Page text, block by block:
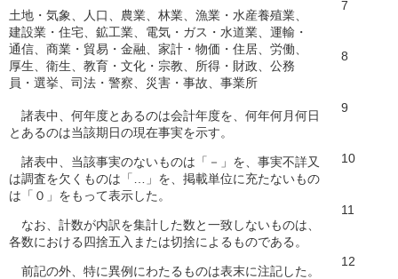
土地・気象、人口、農業、林業、漁業・水産養殖業、
建設業・住宅、鉱工業、電気・ガス・水道業、運輸・
通信、商業・貿易・金融、家計・物価・住居、労働、
厚生、衛生、教育・文化・宗教、所得・財政、公務
員・選挙、司法・警察、災害・事故、事業所
諸表中、何年度とあるのは会計年度を、何年何月何日
とあるのは当該期日の現在事実を示す。
諸表中、当該事実のないものは「－」を、事実不詳又
は調査を欠くものは「…」を、掲載単位に充たないもの
は「０」をもって表示した。
なお、計数が内訳を集計した数と一致しないものは、
各数における四捨五入または切捨によるものである。
前記の外、特に異例にわたるものは表末に注記した。
7
8
9
10
11
12